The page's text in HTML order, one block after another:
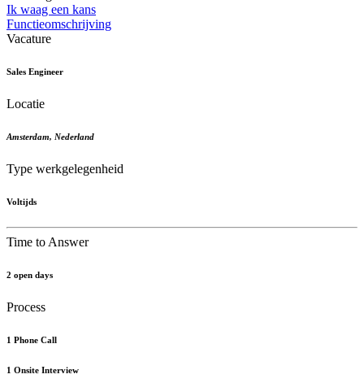
Ik waag een kans
Functieomschrijving
Vacature
Sales Engineer
Locatie
Amsterdam, Nederland
Type werkgelegenheid
Voltijds
Time to Answer
2 open days
Process
1 Phone Call
1 Onsite Interview